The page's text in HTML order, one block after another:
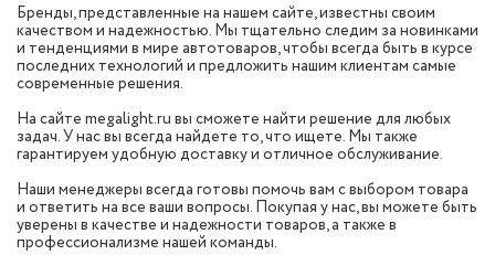
Бренды, представленные на нашем сайте, известны своим
качеством и надежностью. Мы тщательно следим за новинками
и тенденциями в мире автотоваров, чтобы всегда быть в курсе
последних технологий и предложить нашим клиентам самые
современные решения.
На сайте megalight.ru вы сможете найти решение для любых
задач. У нас вы всегда найдете то, что ищете. Мы также
гарантируем удобную доставку и отличное обслуживание.
Наши менеджеры всегда готовы помочь вам с выбором товара
и ответить на все ваши вопросы. Покупая у нас, вы можете быть
уверены в качестве и надежности товаров, а также в
профессионализме нашей команды.